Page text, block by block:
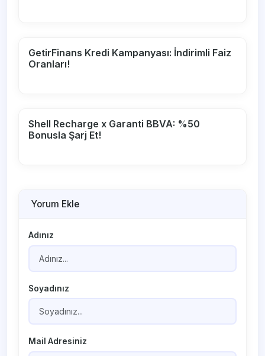
GetirFinans Kredi Kampanyası: İndirimli Faiz
Oranları!
Shell Recharge x Garanti BBVA: %50
Bonusla Şarj Et!
Yorum Ekle
Adınız
Soyadınız
Mail Adresiniz